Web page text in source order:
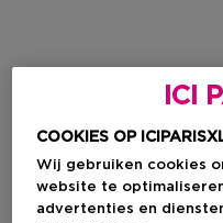
ICI
COOKIES OP
Wij gebruiken cookies
website te
advertenties en